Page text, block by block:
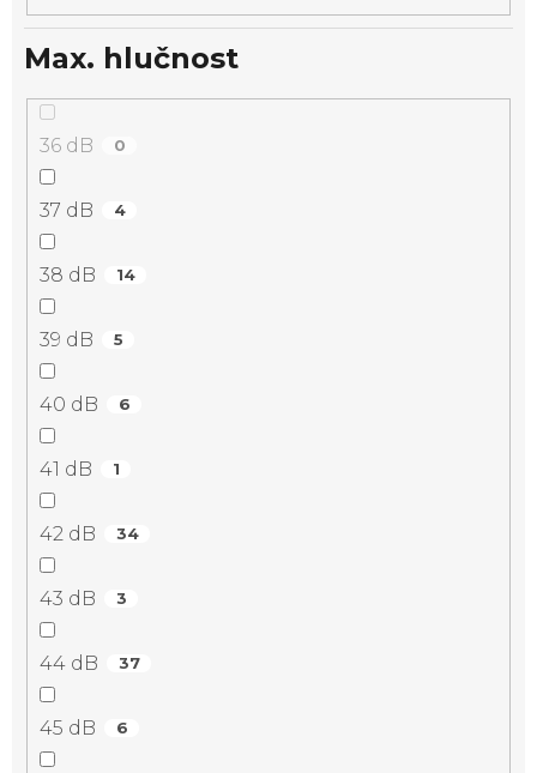
Max. hlučnost
36 dB 0
37 dB 4
38 dB 14
39 dB 5
40 dB 6
41 dB 1
42 dB 34
43 dB 3
44 dB 37
45 dB 6